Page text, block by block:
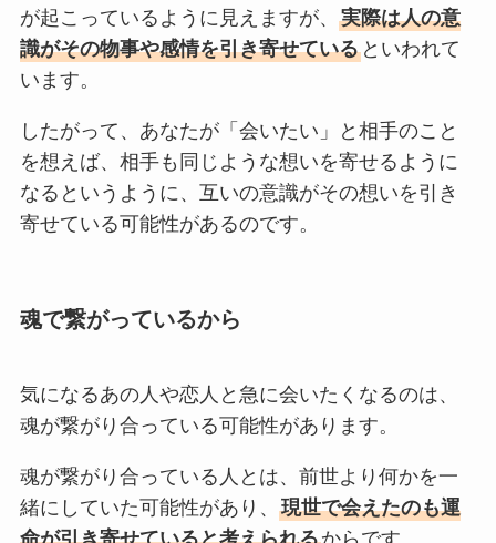
が起こっているように見えますが、 実際は人の意
識がその物事や感情を引き寄せているといわれて
います。
したがって、あなたが「会いたい」と相手のこと
を想えば、相手も同じような想いを寄せるように
なるというように、互いの意識がその想いを引き
寄せている可能性があるのです。
魂で繋がっているから
気になるあの人や恋人と急に会いたくなるのは、
魂が繋がり合っている可能性があります。
魂が繋がり合っている人とは、前世より何かを一
緒にしていた可能性があり、 現世で会えたのも運
命が引き寄せていると考えられるからです。